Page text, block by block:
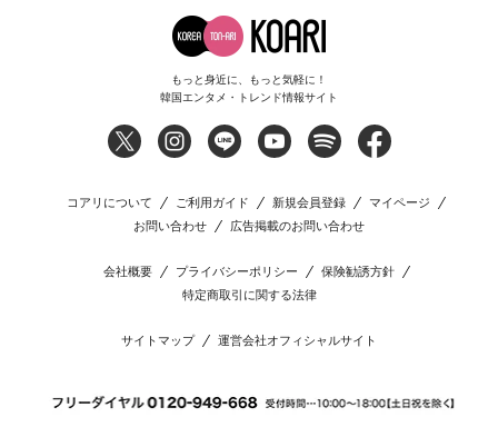
もっと身近に、もっと気軽に！
韓国エンタメ・トレンド情報サイト
コアリについて ご利用ガイド 新規会員登録
マイページ
お問い合わせ
広告掲載のお問い合わせ
会社概要 プライバシーポリシー
保険勧誘方針
特定商取引に関する法律
サイトマップ 運営会社オフィシャルサイト